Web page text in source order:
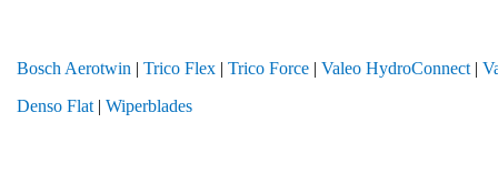
Bosch Aerotwin | Trico Flex | Trico Force | Valeo HydroConnect |
Denso Flat | Wiperblades